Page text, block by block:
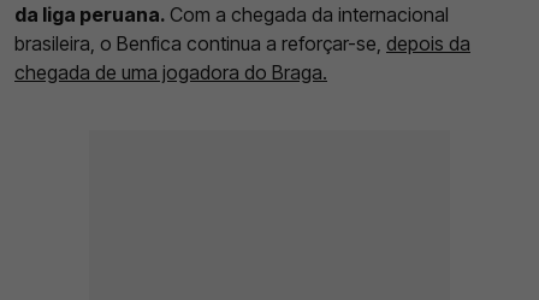
da liga peruana. Com a chegada da internacional
brasileira, o Benfica continua a reforçar-se, depois da
chegada de uma jogadora do Braga.